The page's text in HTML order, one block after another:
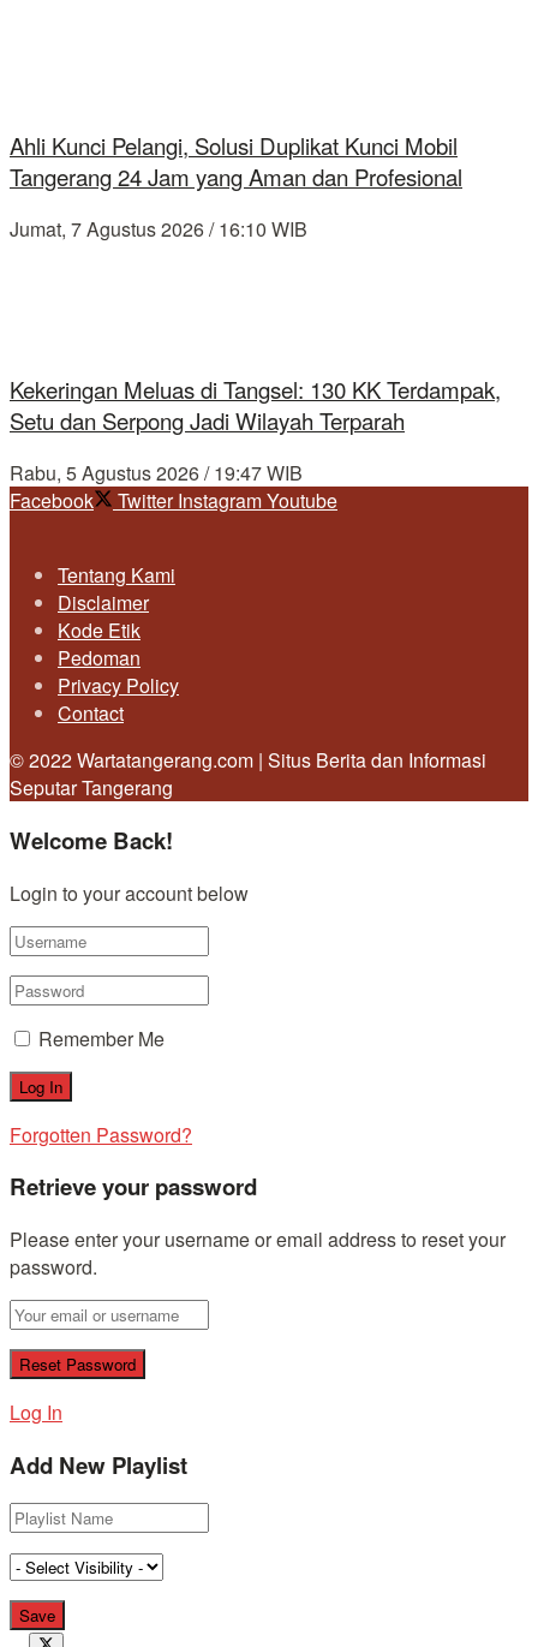
Ahli Kunci Pelangi, Solusi Duplikat Kunci Mobil
Tangerang 24 Jam yang Aman dan Profesional
Jumat, 7 Agustus 2026 / 16:10 WIB
Kekeringan Meluas di Tangsel: 130 KK Terdampak,
Setu dan Serpong Jadi Wilayah Terparah
Rabu, 5 Agustus 2026 / 19:47 WIB
Facebook
Twitter InstagramYoutube
Tentang Kami
Disclaimer
Kode Etik
Pedoman
Privacy Policy
Contact
© 2022 Wartatangerang.com | Situs Berita dan Informasi
Seputar Tangerang
Welcome Back!
Login to your account below
Remember Me
Forgotten Password?
Retrieve your password
Please enter your username or email address to reset your
password.
Log In
Add New Playlist